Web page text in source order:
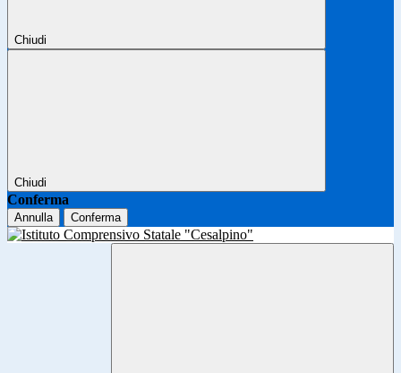
Chiudi
Chiudi
Conferma
Annulla Conferma